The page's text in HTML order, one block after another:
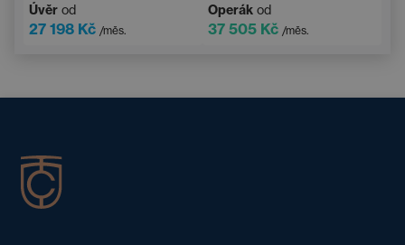
Úvěr od
27 198 Kč /měs.
Operák od
37 505 Kč /měs.